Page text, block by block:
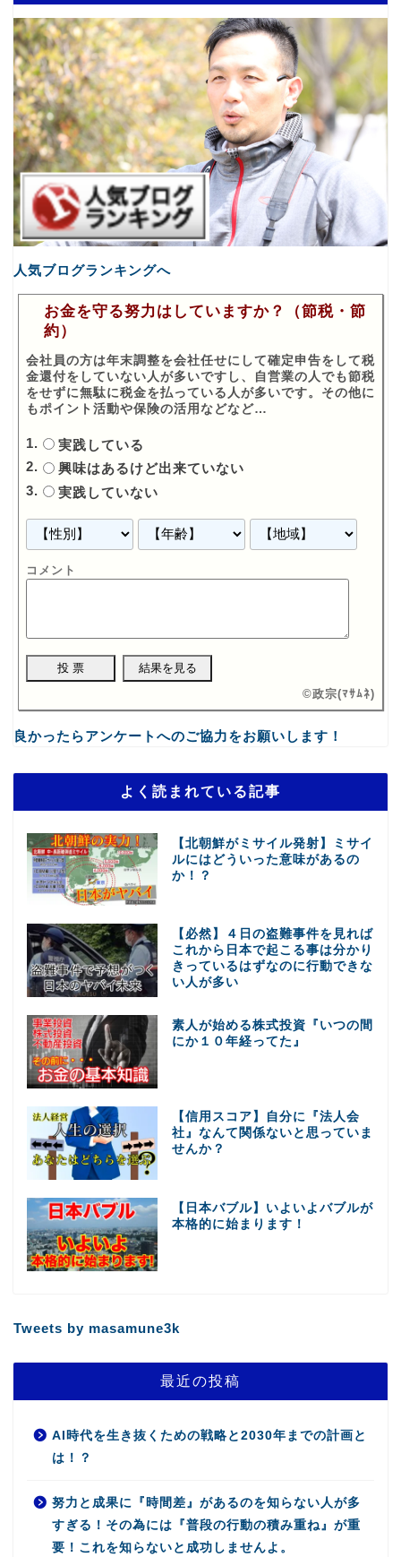
人気ブログランキングへ
お金を守る努力はしていますか？（節税・節
約）
会社員の方は年末調整を会社任せにして確定申告をして税
金還付をしていない人が多いですし、自営業の人でも節税
をせずに無駄に税金を払っている人が多いです。その他に
もポイント活動や保険の活用などなど…
実践している
興味はあるけど出来ていない
実践していない
コメント
©政宗(ﾏｻﾑﾈ)
良かったらアンケートへのご協力をお願いします！
よく読まれている記事
【北朝鮮がミサイル発射】ミサイ
ルにはどういった意味があるの
か！？
【必然】４日の盗難事件を見れば
これから日本で起こる事は分かり
きっているはずなのに行動できな
い人が多い
素人が始める株式投資『いつの間
にか１０年経ってた』
【信用スコア】自分に『法人会
社』なんて関係ないと思っていま
せんか？
【日本バブル】いよいよバブルが
本格的に始まります！
Tweets by masamune3k
最近の投稿
AI時代を生き抜くための戦略と2030年までの計画と
は！？
努力と成果に『時間差』があるのを知らない人が多
すぎる！その為には『普段の行動の積み重ね』が重
要！これを知らないと成功しませんよ。